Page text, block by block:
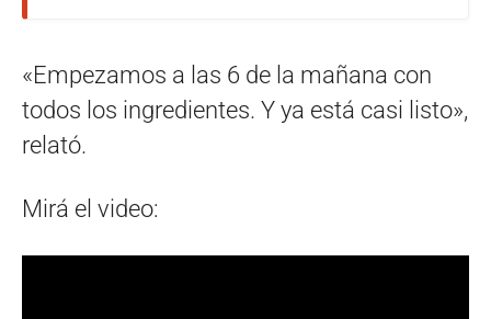
«Empezamos a las 6 de la mañana con
todos los ingredientes. Y ya está casi listo»,
relató.
Mirá el video: